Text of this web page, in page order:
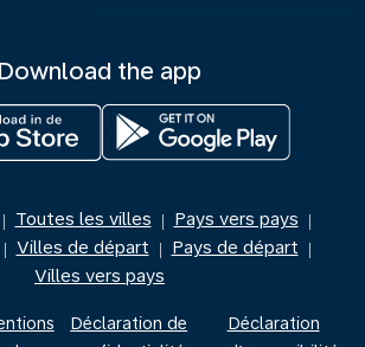
Download the app
| Toutes les villes | Pays vers pays |
| Villes de départ | Pays de départ |
Villes vers pays
Déclaration de
Déclaration